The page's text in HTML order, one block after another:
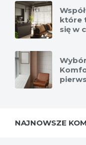
które
się w
NAJNOWSZE